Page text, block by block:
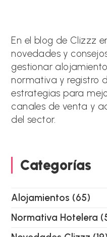
a
i
v
e
:
En el blog de Clizzz
novedades y
gestionar
normativa y registro
estrategias para
canales de venta y
del sector.
Categorías
Alojamientos (65)
Normativa Hotelera